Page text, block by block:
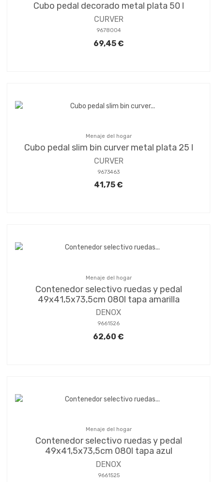
Cubo pedal decorado metal plata 50 l
CURVER
9678004
69,45 €
Menaje del hogar
Cubo pedal slim bin curver metal plata 25 l
CURVER
9673463
41,75 €
Menaje del hogar
Contenedor selectivo ruedas y pedal
49x41,5x73,5cm 080l tapa amarilla
DENOX
9661526
62,60 €
Menaje del hogar
Contenedor selectivo ruedas y pedal
49x41,5x73,5cm 080l tapa azul
DENOX
9661525